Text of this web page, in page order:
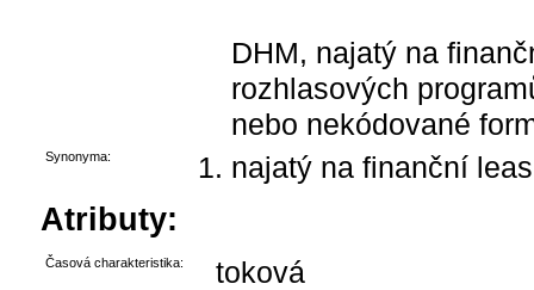
DHM, najatý na
rozhlasových
nebo nekódované
Synonyma: najatý na finanční
Atributy:
Časová charakteristika: toková